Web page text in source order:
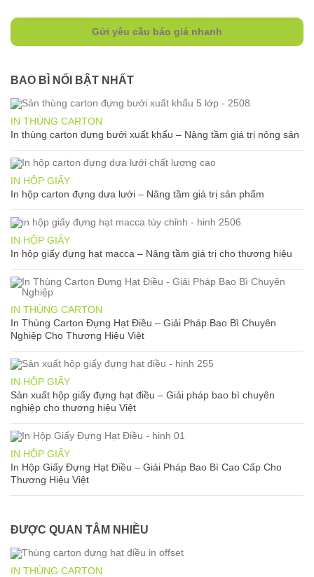
Gửi yêu cầu báo giá nhanh
BAO BÌ NỔI BẬT NHẤT
IN THÙNG CARTON
In thùng carton đựng bưởi xuất khẩu – Nâng tầm giá trị nông sản
IN HỘP GIẤY
In hộp carton đựng dưa lưới – Nâng tầm giá trị sản phẩm
IN HỘP GIẤY
In hộp giấy đựng hạt macca – Nâng tầm giá trị cho thương hiệu
IN THÙNG CARTON
In Thùng Carton Đựng Hạt Điều – Giải Pháp Bao Bì Chuyên
Nghiệp Cho Thương Hiệu Việt
IN HỘP GIẤY
Sản xuất hộp giấy đựng hạt điều – Giải pháp bao bì chuyên
nghiệp cho thương hiệu Việt
IN HỘP GIẤY
In Hộp Giấy Đựng Hạt Điều – Giải Pháp Bao Bì Cao Cấp Cho
Thương Hiệu Việt
ĐƯỢC QUAN TÂM NHIỀU
IN THÙNG CARTON